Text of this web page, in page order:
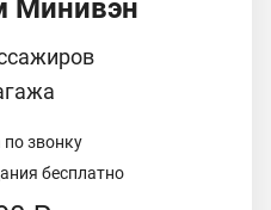
Минивэн
по звонку
бесплатно